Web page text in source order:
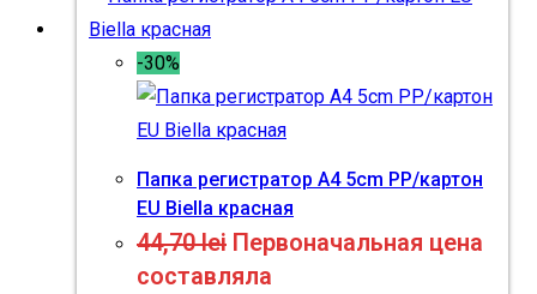
-30%
Папка регистратор A4 5cm PP/картон
EU Biella красная
44,70lei Первоначальная цена
составляла